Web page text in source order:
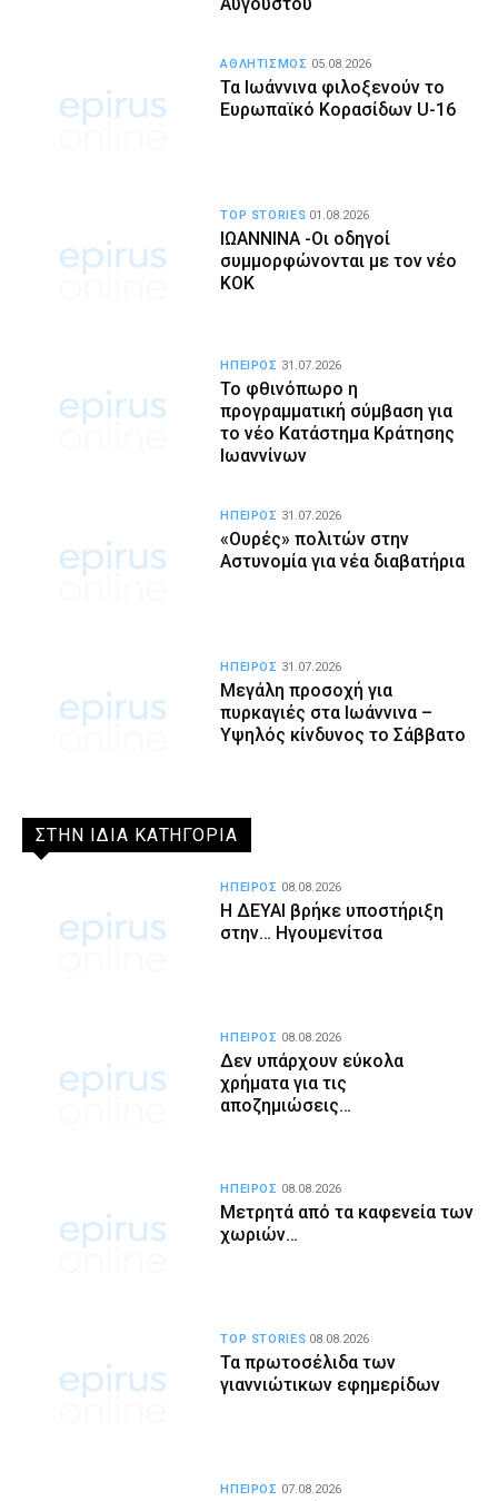
Τα Ιωάννινα φιλοξενούν το
Ευρωπαϊκό Κορασίδων U-16
ΑΘΛΗΤΙΣΜΟΣ 05.08.2026
ΙΩΑΝΝΙΝΑ -Οι οδηγοί
συμμορφώνονται με τον νέο
ΚΟΚ
TOP STORIES 01.08.2026
Το φθινόπωρο η
προγραμματική σύμβαση για
το νέο Κατάστημα Κράτησης
Ιωαννίνων
ΗΠΕΙΡΟΣ 31.07.2026
«Ουρές» πολιτών στην
Αστυνομία για νέα διαβατήρια
ΗΠΕΙΡΟΣ 31.07.2026
Μεγάλη προσοχή για
πυρκαγιές στα Ιωάννινα –
Υψηλός κίνδυνος το Σάββατο
ΗΠΕΙΡΟΣ 31.07.2026
ΣΤΗΝ ΙΔΙΑ ΚΑΤΗΓΟΡΙΑ
Η ΔΕΥΑΙ βρήκε υποστήριξη
στην… Ηγουμενίτσα
ΗΠΕΙΡΟΣ 08.08.2026
Δεν υπάρχουν εύκολα
χρήματα για τις
αποζημιώσεις…
ΗΠΕΙΡΟΣ 08.08.2026
Μετρητά από τα καφενεία των
χωριών…
ΗΠΕΙΡΟΣ 08.08.2026
Τα πρωτοσέλιδα των
γιαννιώτικων εφημερίδων
TOP STORIES 08.08.2026
ΗΠΕΙΡΟΣ 07.08.2026